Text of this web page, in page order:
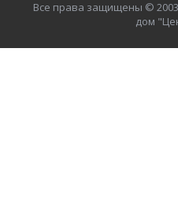
Все права защищены ©
дом